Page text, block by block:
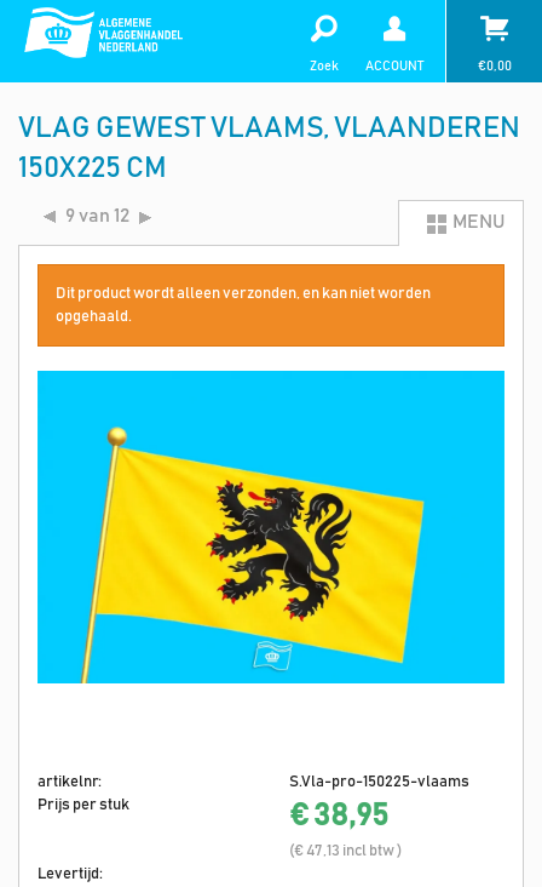
Zoek ACCOUNT €0,00
VLAG GEWEST VLAAMS, VLAANDEREN
150X225 CM
9 van 12 MENU
Dit product wordt alleen verzonden, en kan niet worden
opgehaald.
artikelnr:
S.Vla-pro-150225-vlaams
Prijs per stuk
€ 38,95
(€ 47,13 incl btw )
Levertijd: